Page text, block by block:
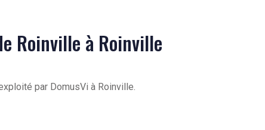
Roinville à Roinville
par DomusVi à Roinville.